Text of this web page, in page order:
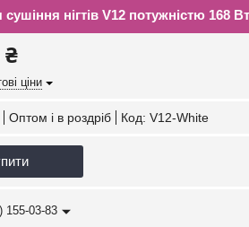
нігтів V12 потужністю 168
₴
ціни
Оптом і в роздріб Код: V12-White
155-03-83